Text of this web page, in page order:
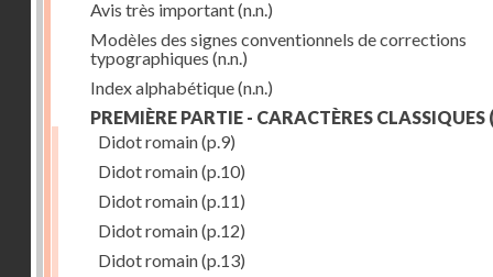
Avis très important(n.n.)
Modèles des signes conventionnels de corrections
typographiques (n.n.)
Index alphabétique(n.n.)
PREMIÈRE PARTIE - CARACTÈRES CLASSIQUES
Didot romain(p.9)
Didot romain(p.10)
Didot romain(p.11)
Didot romain(p.12)
Didot romain(p.13)